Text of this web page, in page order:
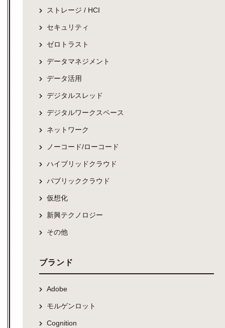
ストレージ / HCI
セキュリティ
ゼロトラスト
データマネジメント
データ活用
デジタルスレッド
デジタルワークスペース
ネットワーク
ノーコード/ローコード
ハイブリッドクラウド
パブリッククラウド
仮想化
新興テクノロジー
その他
ブランド
Adobe
モルゲンロット
Cognition